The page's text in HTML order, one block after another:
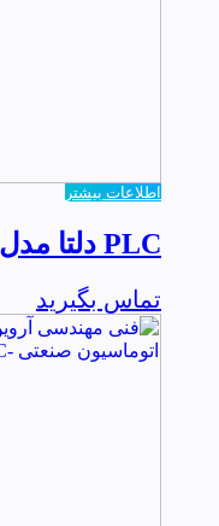
اطلاعات بیشتر
PLC دلتا مدل DVP 10SX11R
تماس بگیرید